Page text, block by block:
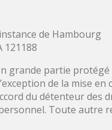
de Hambourg
121188
grande partie
de la mise
du détenteur des
Toute autre